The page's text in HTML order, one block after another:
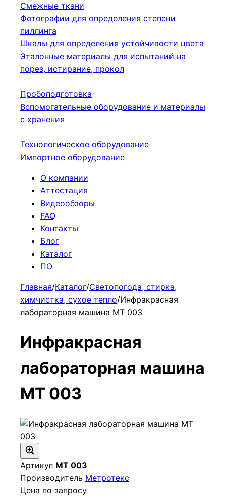
Смежные ткани
Фотографии для определения степени
пиллинга
Шкалы для определения устойчивости цвета
Эталонные материалы для испытаний на
порез, истирание, прокол
Пробоподготовка
Вспомогательные оборудование и материалы
с хранения
Технологическое оборудование
Импортное оборудование
О компании
Аттестация
Видеообзоры
FAQ
Контакты
Блог
Каталог
ПО
Главная/Каталог/Светопогода, стирка,
химчистка, сухое тепло/Инфракрасная
лабораторная машина МТ 003
Инфракрасная
лабораторная машина
МТ 003
Артикул МТ 003
Производитель Метротекс
Цена по запросу